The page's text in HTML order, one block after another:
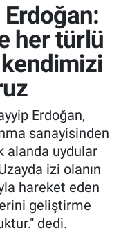
her türlü
Erdoğan,
sanayisinden
alanda uydular
izi olanın
hareket eden
geliştirme
dedi.